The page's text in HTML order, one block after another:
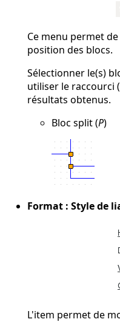
Ce menu permet
position des blocs.
Sélectionner le(s)
utiliser le raccourci (
résultats obtenus.
Bloc split (P)
Format : Style de
L'item permet de